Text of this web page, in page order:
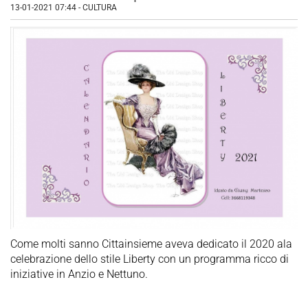
13-01-2021 07:44 - CULTURA
Come molti sanno Cittainsieme aveva dedicato il 2020 ala
celebrazione dello stile Liberty con un programma ricco di
iniziative in Anzio e Nettuno.